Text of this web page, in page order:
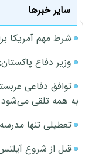
سایر خبرها
شرط مهم آمریکا
وزیر دفاع
توافق دفاعی
به همه تلقی می‌شود
تعطیلی تنها
قبل از شروع